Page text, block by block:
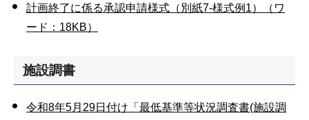
計画終了に係る承認申請様式（別紙7-様式例1）（ワ
ード：18KB）
施設調書
令和8年5月29日付け「最低基準等状況調査書(施設調